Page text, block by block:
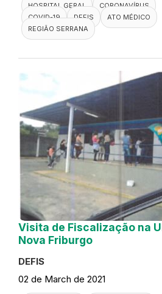
HOSPITAL GERAL
CORONAVÍRUS
COVID-19
DEFIS
ATO MÉDICO
REGIÃO SERRANA
Visita de Fiscalização na
Nova Friburgo
DEFIS
02 de March de 2021